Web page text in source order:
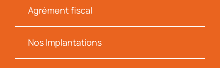
Agrément fiscal
Nos Implantations